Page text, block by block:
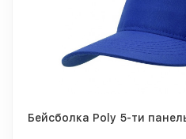
Бейсболка Poly 5-ти